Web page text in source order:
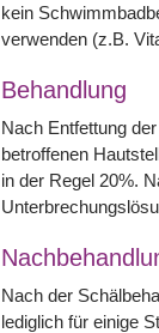
kein
verwenden (z.B.
Behandlung
Nach Entfettung
betroffenen
in der Regel 20%.
Nach der
lediglich für einige